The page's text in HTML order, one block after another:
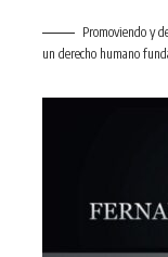
Promoviendo y
un derecho humano